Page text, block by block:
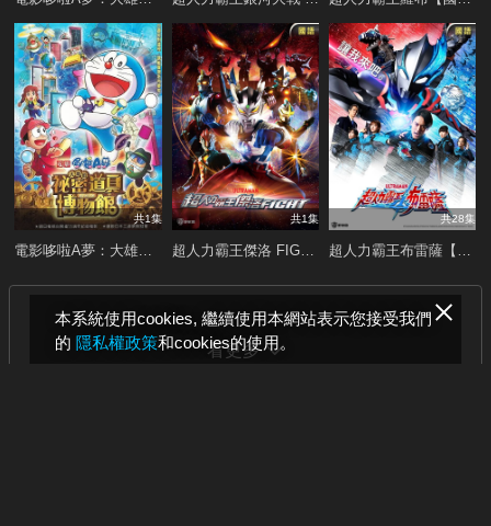
本系統使用cookies, 繼續使用本網站表示您接受我們
的 隱私權政策和cookies的使用。
共1集
電影哆啦A夢：大雄的祕密道具博物館
共1集
超人力霸王傑洛 FIGHT【國語版】
共28集
超人力霸王布雷薩【國語版】
看更多